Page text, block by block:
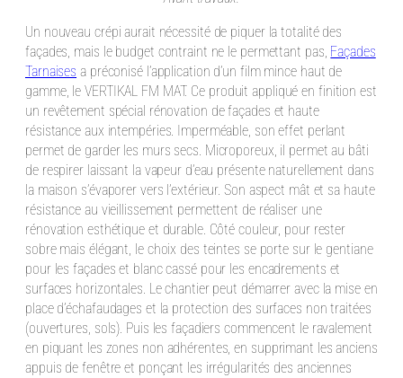
Un nouveau crépi aurait nécessité de piquer la totalité des
façades, mais le budget contraint ne le permettant pas, Façades
Tarnaises a préconisé l’application d’un film mince haut de
gamme, le VERTIKAL FM MAT. Ce produit appliqué en finition est
un revêtement spécial rénovation de façades et haute
résistance aux intempéries. Imperméable, son effet perlant
permet de garder les murs secs. Microporeux, il permet au bâti
de respirer laissant la vapeur d’eau présente naturellement dans
la maison s’évaporer vers l’extérieur. Son aspect mât et sa haute
résistance au vieillissement permettent de réaliser une
rénovation esthétique et durable. Côté couleur, pour rester
sobre mais élégant, le choix des teintes se porte sur le gentiane
pour les façades et blanc cassé pour les encadrements et
surfaces horizontales. Le chantier peut démarrer avec la mise en
place d’échafaudages et la protection des surfaces non traitées
(ouvertures, sols). Puis les façadiers commencent le ravalement
en piquant les zones non adhérentes, en supprimant les anciens
appuis de fenêtre et ponçant les irrégularités des anciennes